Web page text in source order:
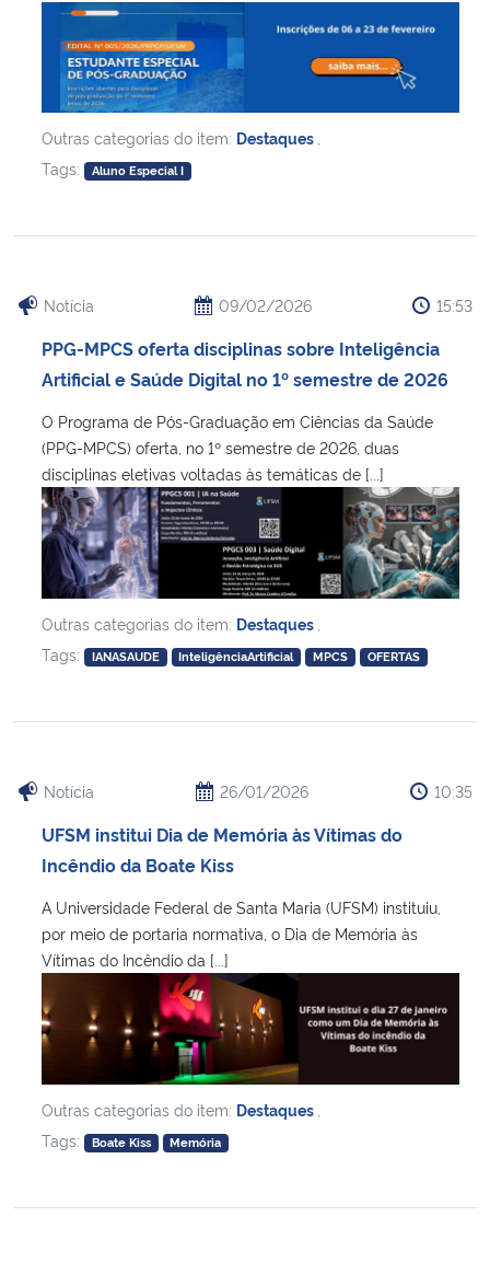
Outras categorias do item: Destaques
Tags:
Aluno Especial I
Notícia 09/02/2026 15:53
PPG-MPCS oferta disciplinas sobre Inteligência
Artificial e Saúde Digital no 1º semestre de 2026
O Programa de Pós-Graduação em Ciências da Saúde
(PPG-MPCS) oferta, no 1º semestre de 2026, duas
disciplinas eletivas voltadas às temáticas de [...]
Outras categorias do item: Destaques
Tags:
IANASAUDE InteligênciaArtificial MPCS OFERTAS
Notícia 26/01/2026 10:35
UFSM institui Dia de Memória às Vítimas do
Incêndio da Boate Kiss
A Universidade Federal de Santa Maria (UFSM) instituiu,
por meio de portaria normativa, o Dia de Memória às
Vítimas do Incêndio da [...]
Outras categorias do item: Destaques
Tags:
Boate Kiss Memória